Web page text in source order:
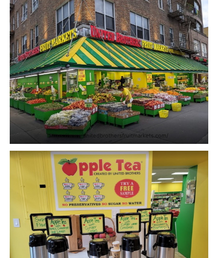
https://www.unitedbrothersfruitmarkets.com/